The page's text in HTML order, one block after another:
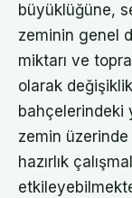
büyüklüğüne,
zeminin genel
miktarı ve
olarak
bahçelerindeki
zemin üzerinde
hazırlık